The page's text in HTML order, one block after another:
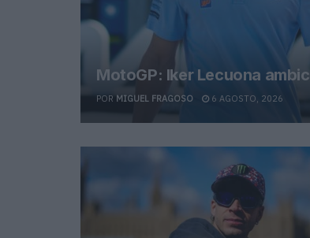
MotoGP: Iker Lecuona
POR MIGUEL FRAGOSO 6 AGOSTO, 2026